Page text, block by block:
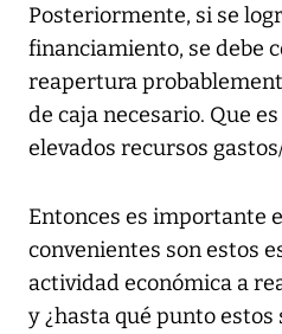
Posteriormente, si se
financiamiento, se debe
reapertura
de caja necesario. Que
elevados recursos
Entonces es importante
convenientes son estos
actividad económica a
y ¿hasta qué punto estos